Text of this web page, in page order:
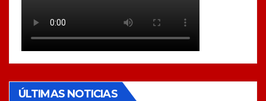
ÚLTIMAS NOTICIAS